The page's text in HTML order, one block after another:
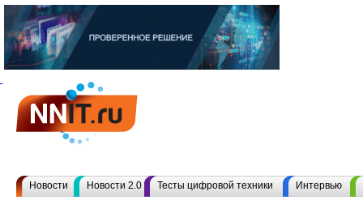
Новости Новости 2.0 Тесты цифровой техники Интервью